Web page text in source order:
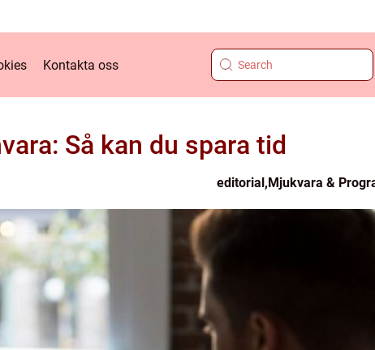
Kontakta oss
Så kan du spara tid
editorial,Mjukvara &